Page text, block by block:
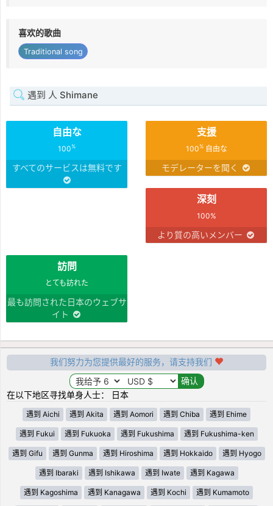
喜欢的歌曲
Traditional song
遇到 人 Shimane
自由な
100%
すべてのサービスは無料です
支援
100%自由な
モデレーターを聞く
深刻
100%
より質の高いメンバー
訪問
とても訪れた
最も訪問された日本のウェブサ
イト
我们努力为您提供最好的服务，请支持我们
在以下地区寻找单身人士： 日本
遇到 Aichi 遇到 Akita 遇到 Aomori 遇到 Chiba 遇到 Ehime
遇到 Fukui 遇到 Fukuoka 遇到 Fukushima 遇到 Fukushima-ken
遇到 Gifu 遇到 Gunma 遇到 Hiroshima 遇到 Hokkaido 遇到 Hyogo
遇到 Ibaraki 遇到 Ishikawa 遇到 Iwate 遇到 Kagawa
遇到 Kagoshima 遇到 Kanagawa 遇到 Kochi 遇到 Kumamoto